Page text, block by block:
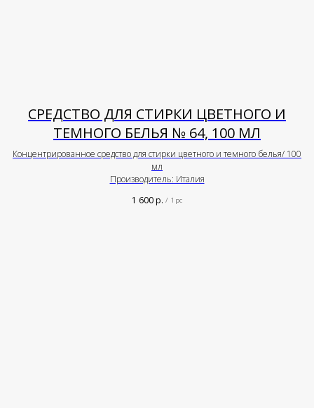
СРЕДСТВО ДЛЯ СТИРКИ ЦВЕТНОГО И
ТЕМНОГО БЕЛЬЯ № 64, 100 МЛ
Концентрированное средство для стирки цветного и темного белья/ 100
мл
Производитель: Италия
1 600р. / 1 pc